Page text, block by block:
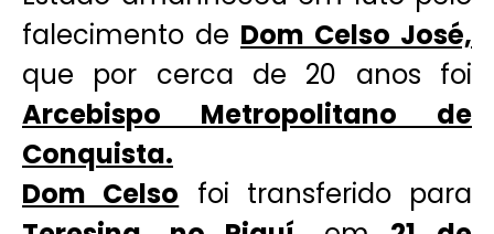
falecimento de Dom Celso José,
que por cerca de 20 anos foi
Arcebispo Metropolitano de
Conquista.
Dom Celso foi transferido para